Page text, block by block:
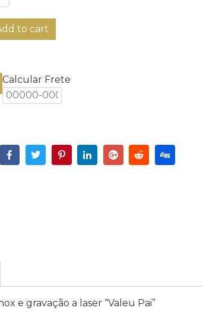
to cart
Calcular Frete
e gravação a laser “Valeu Pai”